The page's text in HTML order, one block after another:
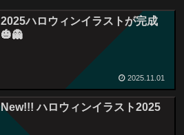
2025ハロウィンイラストが完成
🎃👻
2025.11.01
New!!! ハロウィンイラスト2025